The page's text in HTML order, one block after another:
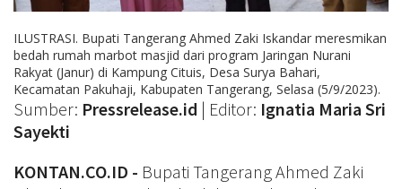
ILUSTRASI. Bupati Tangerang Ahmed Zaki Iskandar meresmikan
bedah rumah marbot masjid dari program Jaringan Nurani
Rakyat (Janur) di Kampung Cituis, Desa Surya Bahari,
Kecamatan Pakuhaji, Kabupaten Tangerang, Selasa (5/9/2023).
Sumber: Pressrelease.id | Editor: Ignatia Maria Sri
Sayekti
KONTAN.CO.ID - Bupati Tangerang Ahmed Zaki